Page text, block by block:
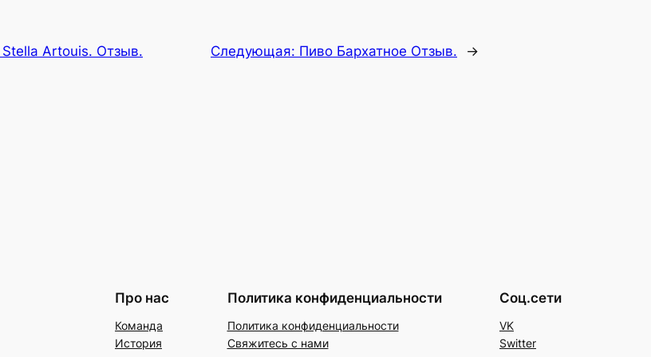
Artouis. Отзыв. Следующая: Пиво Бархатное Отзыв. →
Про нас
Команда
История
Политика конфиденциальности
Политика конфиденциальности
Свяжитесь с нами
Соц.сети
VK
Switter